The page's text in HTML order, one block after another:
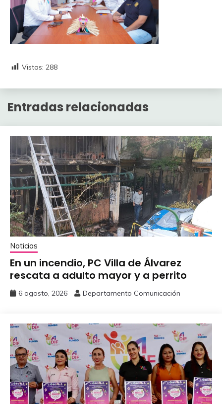
Vistas: 288
Entradas relacionadas
Noticias
En un incendio, PC Villa de Álvarez
‎rescata a adulto mayor y a perrito
6 agosto, 2026 Departamento Comunicación